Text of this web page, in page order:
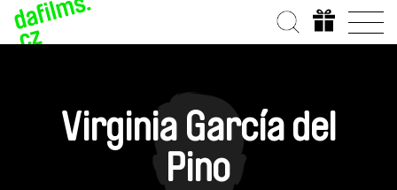
Virginia García del
Pino